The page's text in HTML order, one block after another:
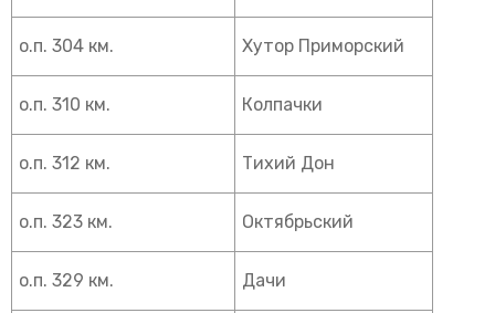
о.п. 304 км. Хутор Приморский
о.п. 310 км. Колпачки
о.п. 312 км. Тихий Дон
о.п. 323 км. Октябрьский
о.п. 329 км. Дачи